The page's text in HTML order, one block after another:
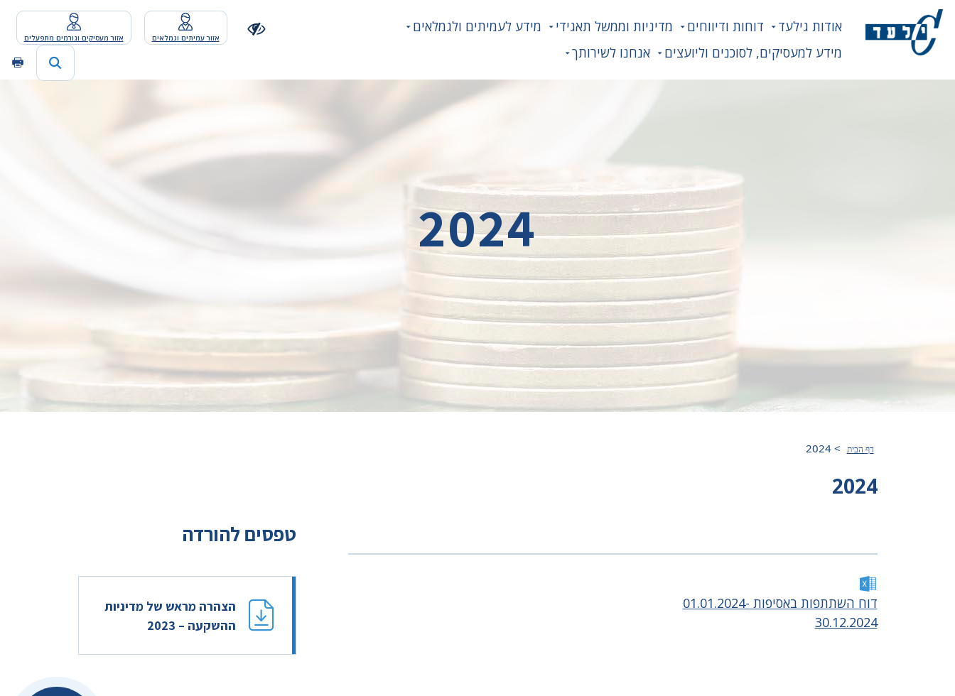
אודות גילעד דוחות ודיווחים מדיניות וממשל תאגידי
מידע לעמיתים ולגמלאים
מידע למעסיקים, לסוכנים וליועצים
אנחנו לשירותך
אזור עמיתים וגמלאים אזור מעסיקים וגורמים מתפעלים
2024
דף הבית >
2024
2024
דוח השתתפות באסיפות 01.01.2024-
30.12.2024
טפסים להורדה
הצהרה מראש של מדיניות
ההשקעה – 2023